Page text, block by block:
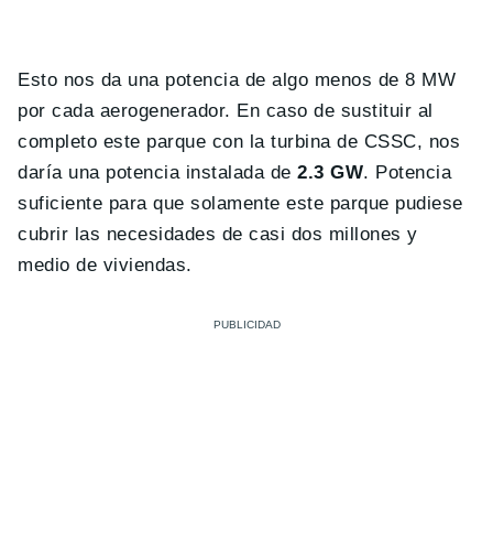
Esto nos da una potencia de algo menos de 8 MW
por cada aerogenerador. En caso de sustituir al
completo este parque con la turbina de CSSC, nos
daría una potencia instalada de2.3 GW. Potencia
suficiente para que solamente este parque pudiese
cubrir las necesidades de casi dos millones y
medio de viviendas.